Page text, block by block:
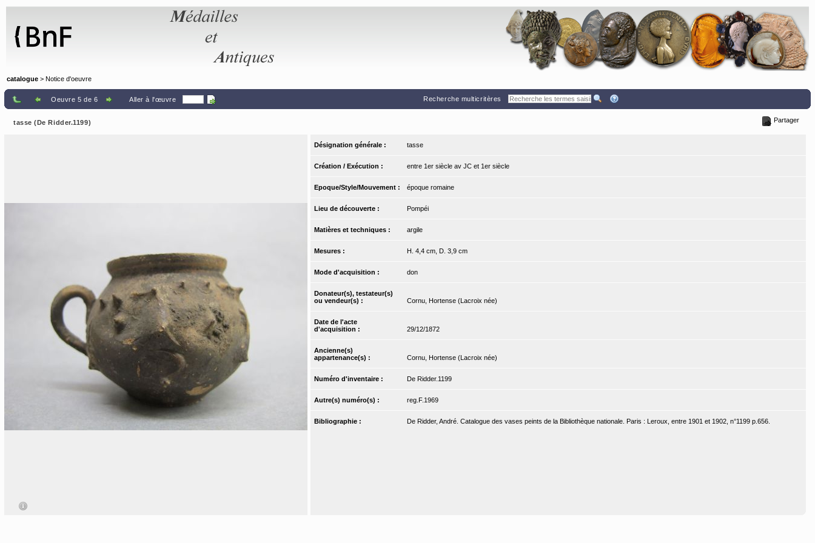
catalogue > Notice d'oeuvre
Oeuvre 5 de 6 Aller à l'œuvre Recherche multicritères
tasse (De Ridder.1199) Partager
Désignation générale : tasse
Création / Exécution : entre 1er siècle av JC et 1er siècle
Epoque/Style/Mouvement : époque romaine
Lieu de découverte : Pompéi
Matières et techniques : argile
Mesures : H. 4,4 cm, D. 3,9 cm
Mode d'acquisition : don
Donateur(s), testateur(s)
ou vendeur(s) :
Cornu, Hortense (Lacroix née)
Date de l'acte
d'acquisition :
29/12/1872
Ancienne(s)
appartenance(s) :
Cornu, Hortense (Lacroix née)
Numéro d'inventaire : De Ridder.1199
Autre(s) numéro(s) : reg.F.1969
Bibliographie : De Ridder, André. Catalogue des vases peints de la Bibliothèque nationale. Paris : Leroux, entre 1901 et 1902, n°1199 p.656.